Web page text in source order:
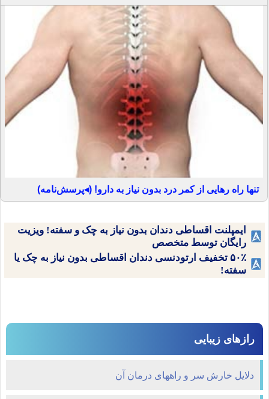
تنها راه رهایی از کمر درد بدون نیاز به دارو! (◂پرسش‌نامه)
ایمپلنت اقساطی دندان بدون نیاز به چک و سفته! ویزیت
رایگان توسط متخصص
۵۰٪ تخفیف ارتودنسی دندان اقساطی بدون نیاز به چک یا
سفته!
رازهای زیبایی
دلایل خارش سر و راههای درمان آن